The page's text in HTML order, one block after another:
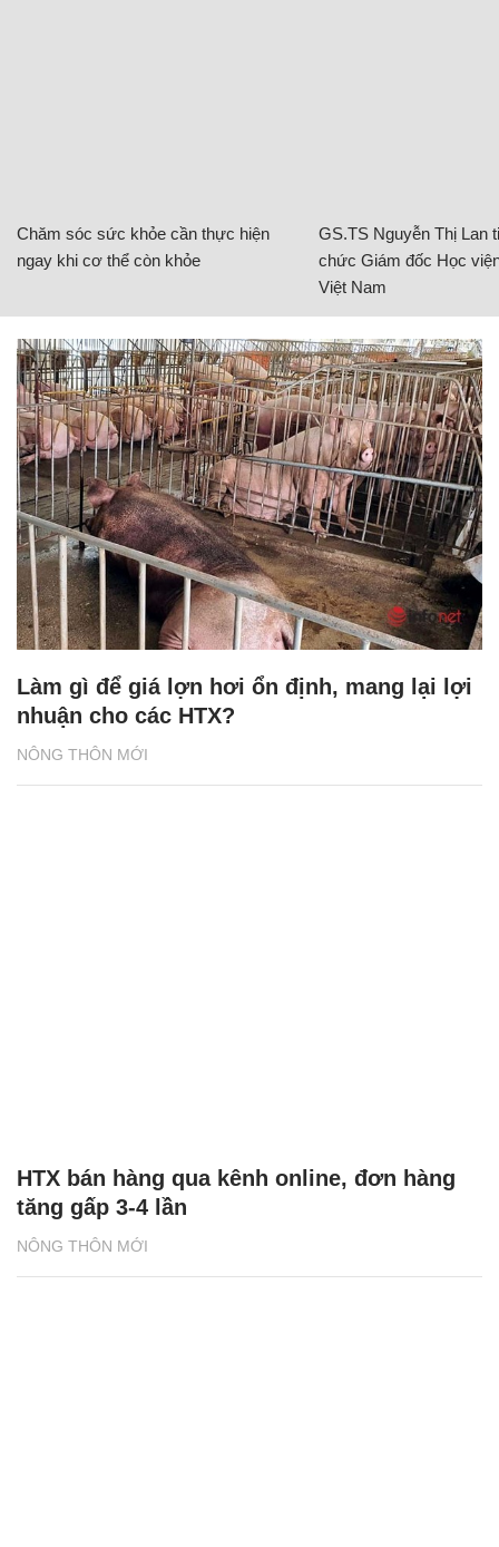
Chăm sóc sức khỏe cần thực hiện
ngay khi cơ thể còn khỏe
GS.TS Nguyễn Thị Lan
chức Giám đốc Học
Việt Nam
NÔNG THÔN MỚI
Làm gì để giá lợn hơi ổn định, mang lại lợi
nhuận cho các HTX?
NÔNG THÔN MỚI
HTX bán hàng qua kênh online, đơn hàng
tăng gấp 3-4 lần